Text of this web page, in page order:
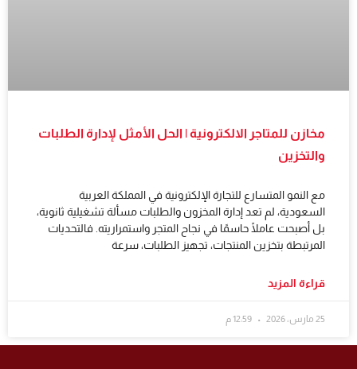
مخازن للمتاجر الالكترونية | الحل الأمثل لإدارة الطلبات
والتخزين
مع النمو المتسارع للتجارة الإلكترونية في المملكة العربية
السعودية، لم تعد إدارة المخزون والطلبات مسألة تشغيلية ثانوية،
بل أصبحت عاملًا حاسمًا في نجاح المتجر واستمراريته. فالتحديات
المرتبطة بتخزين المنتجات، تجهيز الطلبات، سرعة
قراءة المزيد
12:59 م